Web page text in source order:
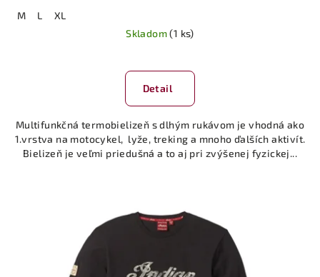
M L
XL
Skladom(1 ks)
Detail
Multifunkčná termobielizeň s dlhým rukávom je vhodná ako
1.vrstva na motocykel, lyže, treking a mnoho ďalších aktivít.
Bielizeň je veľmi priedušná a to aj pri zvýšenej fyzickej...